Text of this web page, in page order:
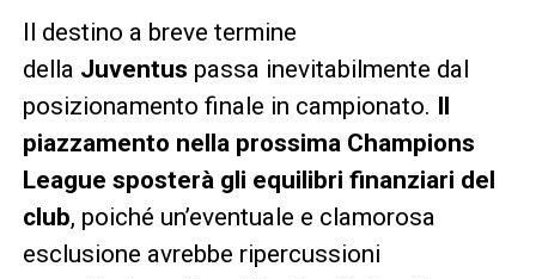
Il destino a breve termine
della Juventus passa inevitabilmente dal
posizionamento finale in campionato. Il
piazzamento nella prossima Champions
League sposterà gli equilibri finanziari del
club, poiché un’eventuale e clamorosa
esclusione avrebbe ripercussioni